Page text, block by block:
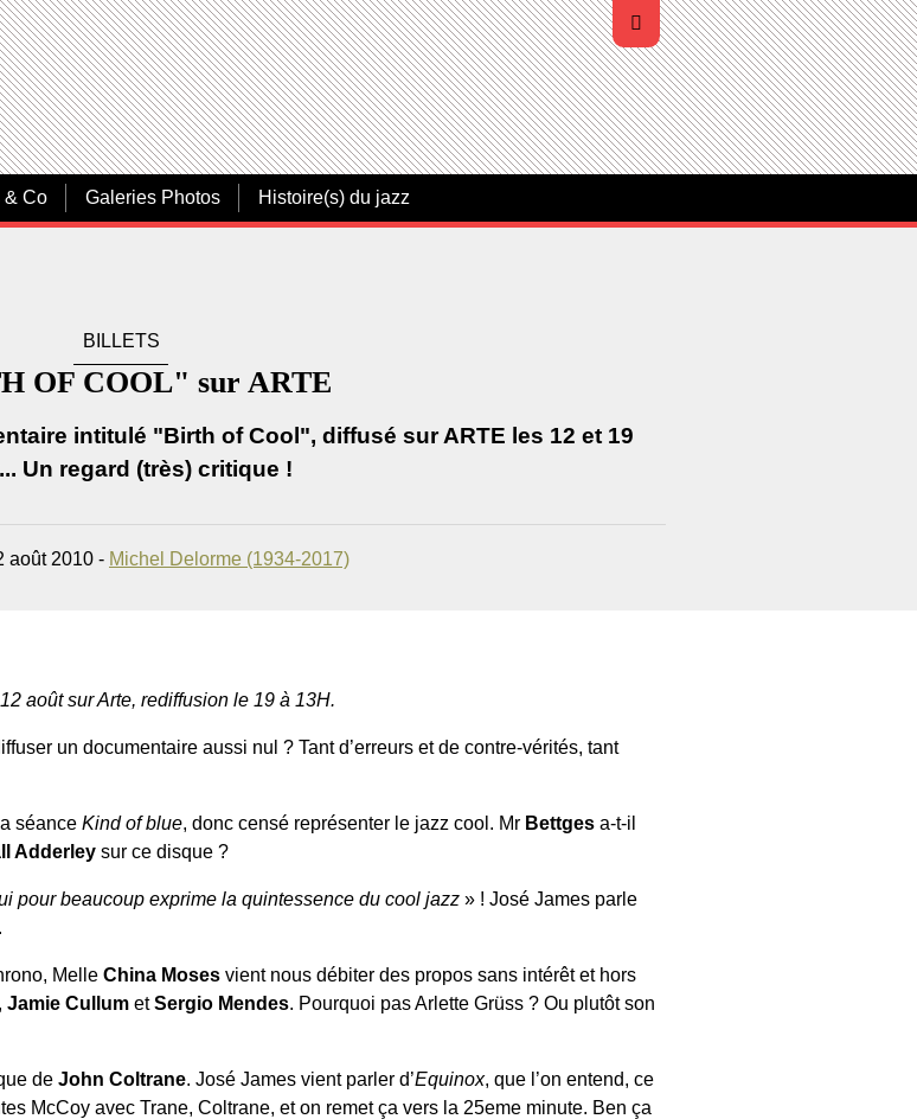
& Co Galeries Photos Histoire(s) du jazz
BILLETS
OF COOL" sur ARTE
intitulé "Birth of Cool", diffusé sur ARTE les 12 et 19
Un regard (très) critique !
août 2010 - Michel Delorme (1934-2017)
août sur Arte, rediffusion le 19 à 13H.
un documentaire aussi nul ? Tant d’erreurs et de contre-vérités, tant
séance Kind of blue, donc censé représenter le jazz cool. Mr Bettges a-t-il
Adderley sur ce disque ?
pour beaucoup exprime la quintessence du cool jazz » ! José James parle
Melle China Moses vient nous débiter des propos sans intérêt et hors
, Jamie Cullum etSergio Mendes. Pourquoi pas Arlette Grüss ? Ou plutôt son
de John Coltrane. José James vient parler d’Equinox, que l’on entend, ce
McCoy avec Trane, Coltrane, et on remet ça vers la 25eme minute. Ben ça